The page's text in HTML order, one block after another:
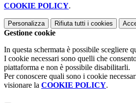
COOKIE POLICY.
Personalizza Rifiuta tutti i cookies
Gestione cookie
In questa schermata è possibile scegliere
I cookie necessari sono quelli che
piattaforma e non è possibile disabilitarli.
Per conoscere quali sono i cookie
visionare la COOKIE POLICY.